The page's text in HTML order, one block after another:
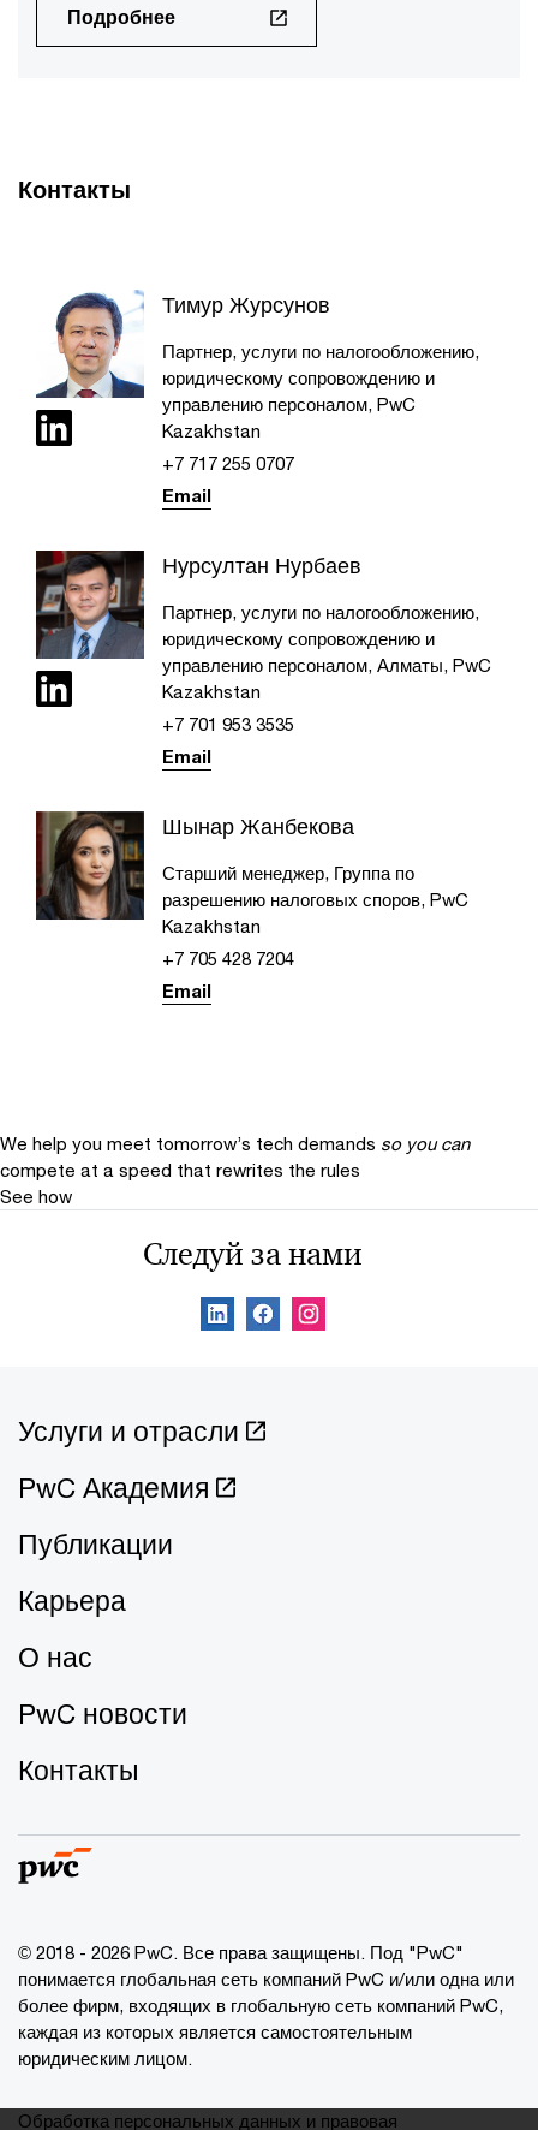
Подробнее
Контакты
Тимур Журсунов
Партнер, услуги по налогообложению,
юридическому сопровождению и
управлению персоналом, PwC
Kazakhstan
+7 717 255 0707​
Email
Нурсултан Нурбаев
Партнер, услуги по налогообложению,
юридическому сопровождению и
управлению персоналом, Алматы, PwC
Kazakhstan
+7 701 953 3535
Email
Шынар Жанбекова
Старший менеджер, Группа по
разрешению налоговых споров, PwC
Kazakhstan
+7 705 428 7204
Email
We help you meet tomorrow’s tech demands so you can
compete at a speed that rewrites the rules
See how
Следуй за нами
Услуги и отрасли
PwC Академия
Публикации
Карьера
О нас
PwC новости
Контакты
© 2018 - 2026 PwC. Все права защищены. Под "PwC"
понимается глобальная сеть компаний PwC и/или одна или
более фирм, входящих в глобальную сеть компаний PwC,
каждая из которых является самостоятельным
юридическим лицом.
Обработка персональных данных и правовая